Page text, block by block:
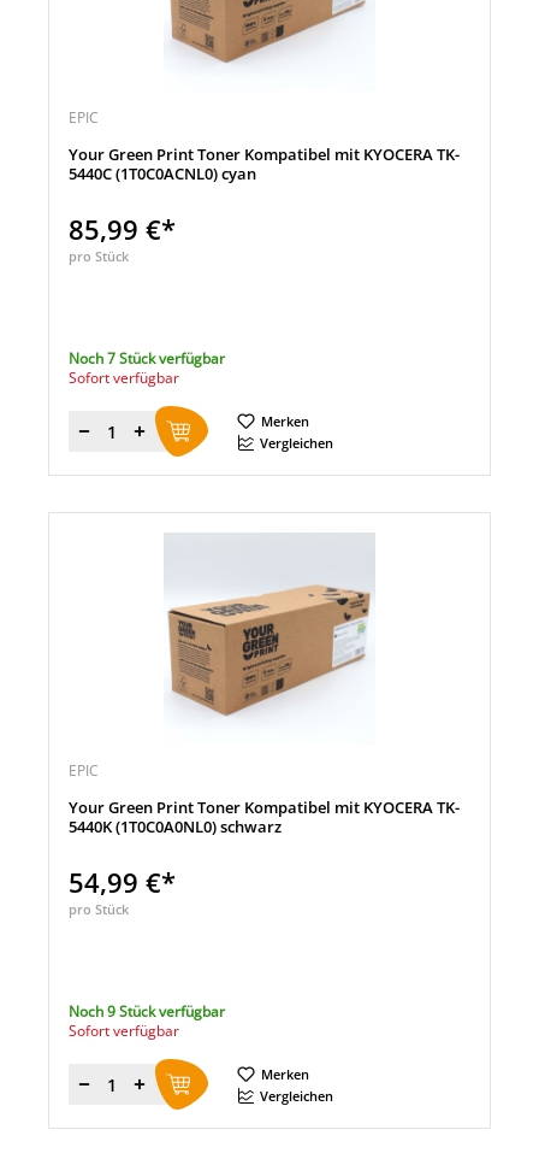
EPIC
Your Green Print Toner Kompatibel mit KYOCERA TK-
5440C (1T0C0ACNL0) cyan
85,99 €*
pro Stück
Noch 7 Stück verfügbar
Sofort verfügbar
Menge
Merken
Vergleichen
EPIC
Your Green Print Toner Kompatibel mit KYOCERA TK-
5440K (1T0C0A0NL0) schwarz
54,99 €*
pro Stück
Noch 9 Stück verfügbar
Sofort verfügbar
Menge
Merken
Vergleichen